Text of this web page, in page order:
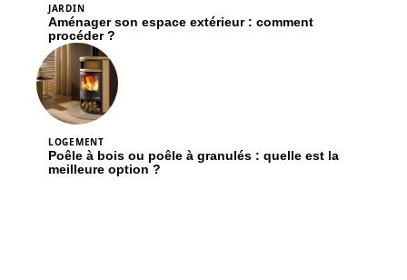
JARDIN
Aménager son espace extérieur : comment
procéder ?
LOGEMENT
Poêle à bois ou poêle à granulés : quelle est la
meilleure option ?